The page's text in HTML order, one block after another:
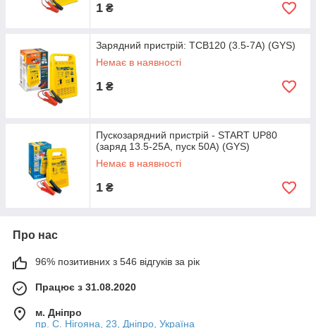
1 ₴
Зарядний пристрій: TCB120 (3.5-7А) (GYS)
Немає в наявності
1 ₴
Пускозарядний пристрій - START UP80
(заряд 13.5-25А, пуск 50А) (GYS)
Немає в наявності
1 ₴
Про нас
96% позитивних з 546 відгуків за рік
Працює з 31.08.2020
м. Дніпро
пр. С. Нігояна, 23, Дніпро, Україна